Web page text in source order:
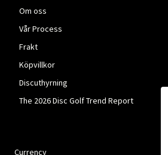
Om oss
Vår Process
Frakt
Köpvillkor
Discuthyrning
The 2026 Disc Golf Trend Report
Currency